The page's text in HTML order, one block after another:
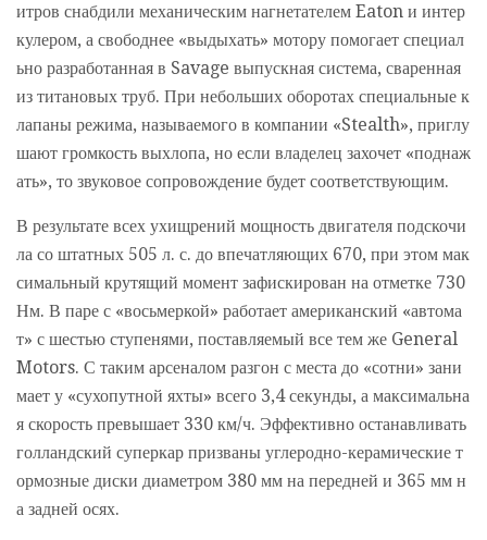
итров снабдили механическим нагнетателем Eaton и интер
кулером, а свободнее «выдыхать» мотору помогает специал
ьно разработанная в Savage выпускная система, сваренная
из титановых труб. При небольших оборотах специальные к
лапаны режима, называемого в компании «Stealth», приглу
шают громкость выхлопа, но если владелец захочет «поднаж
ать», то звуковое сопровождение будет соответствующим.
В результате всех ухищрений мощность двигателя подскочи
ла со штатных 505 л. с. до впечатляющих 670, при этом мак
симальный крутящий момент зафискирован на отметке 730
Нм. В паре с «восьмеркой» работает американский «автома
т» с шестью ступенями, поставляемый все тем же General
Motors. С таким арсеналом разгон с места до «сотни» зани
мает у «сухопутной яхты» всего 3,4 секунды, а максимальна
я скорость превышает 330 км/ч. Эффективно останавливать
голландский суперкар призваны углеродно-керамические т
ормозные диски диаметром 380 мм на передней и 365 мм н
а задней осях.